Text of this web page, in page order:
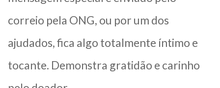
correio pela ONG, ou por um dos
ajudados, fica algo totalmente íntimo e
tocante. Demonstra gratidão e carinho